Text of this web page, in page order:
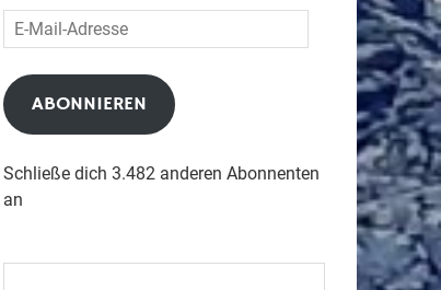
E-
Mail-
Adresse
ABONNIEREN
Schließe dich 3.482 anderen Abonnenten
an